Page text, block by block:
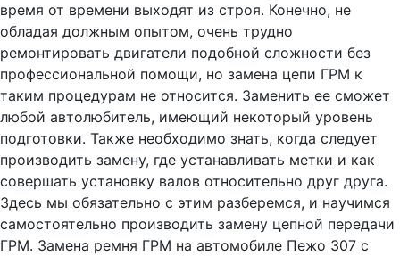
время от времени выходят из строя. Конечно, не
обладая должным опытом, очень трудно
ремонтировать двигатели подобной сложности без
профессиональной помощи, но замена цепи ГРМ к
таким процедурам не относится. Заменить ее сможет
любой автолюбитель, имеющий некоторый уровень
подготовки. Также необходимо знать, когда следует
производить замену, где устанавливать метки и как
совершать установку валов относительно друг друга.
Здесь мы обязательно с этим разберемся, и научимся
самостоятельно производить замену цепной передачи
ГРМ. Замена ремня ГРМ на автомобиле Пежо 307 с